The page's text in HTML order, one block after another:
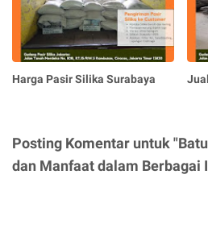
Harga Pasir Silika Surabaya
Posting Komentar untuk
dan Manfaat dalam Berbagai